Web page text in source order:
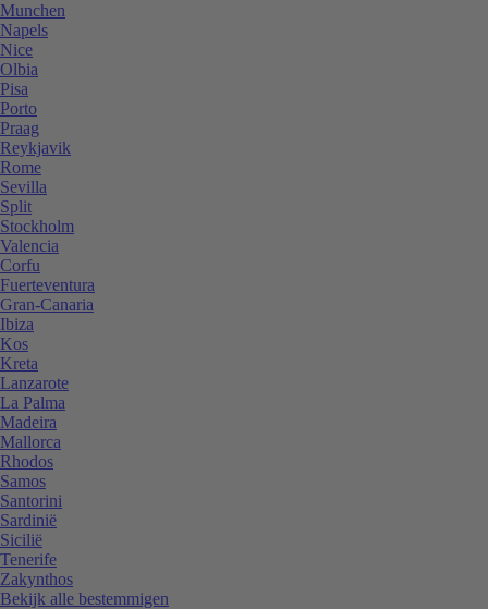
Munchen
Napels
Nice
Olbia
Pisa
Porto
Praag
Reykjavik
Rome
Sevilla
Split
Stockholm
Valencia
Corfu
Fuerteventura
Gran-Canaria
Ibiza
Kos
Kreta
Lanzarote
La Palma
Madeira
Mallorca
Rhodos
Samos
Santorini
Sardinië
Sicilië
Tenerife
Zakynthos
Bekijk alle bestemmigen